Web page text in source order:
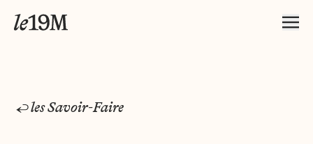
les Savoir-Faire